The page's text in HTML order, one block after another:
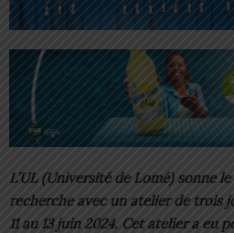
L’UL (Université de Lomé) sonne
recherche avec un atelier de trois
11 au 13 juin 2024. Cet atelier a eu